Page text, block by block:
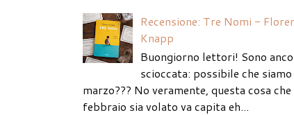
Recensione: Tre Nomi -
Knapp
Buongiorno lettori! Sono
scioccata: possibile che siamo
marzo??? No veramente, questa cosa che
febbraio sia volato va capita eh...